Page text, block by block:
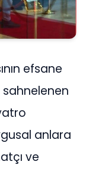
efsane
sahnelenen
anlara
ve